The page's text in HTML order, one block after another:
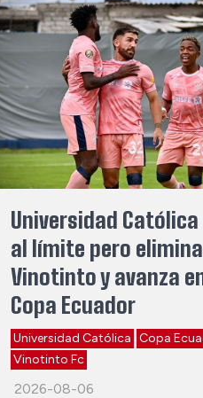
Universidad
al límite pero
Vinotinto y avanza
Copa Ecuador
Universidad Católica Copa
Vinotinto Fc
2026-08-06